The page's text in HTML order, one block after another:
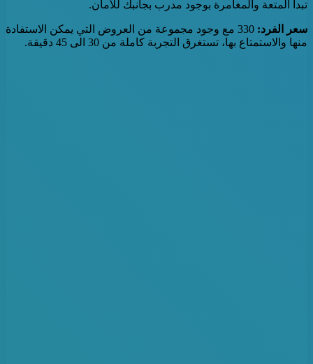
تبدأ المتعة والمغامرة بوجود مدرب بجانبك للأمان.
سعر الفرد:
330 مع وجود مجموعة من العروض التي يمكن الاستفادة
منها والاستمتاع بها، تستغرق التجربة كاملة من 30 الى 45 دقيقة.